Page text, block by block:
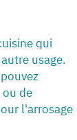
qui
usage.
de
l'arrosage